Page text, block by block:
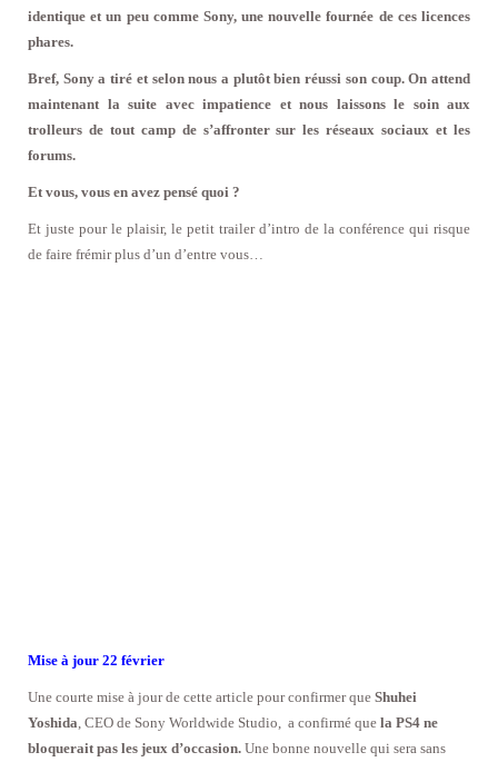
identique et un peu comme Sony, une nouvelle fournée de ces licences
phares.
Bref, Sony a tiré et selon nous a plutôt bien réussi son coup. On attend
maintenant la suite avec impatience et nous laissons le soin aux
trolleurs de tout camp de s’affronter sur les réseaux sociaux et les
forums.
Et vous, vous en avez pensé quoi ?
Et juste pour le plaisir, le petit trailer d’intro de la conférence qui risque
de faire frémir plus d’un d’entre vous…
Mise à jour 22 février
Une courte mise à jour de cette article pour confirmer que Shuhei
Yoshida , CEO de Sony Worldwide Studio, a confirmé que la PS4 ne
bloquerait pas les jeux d’occasion. Une bonne nouvelle qui sera sans